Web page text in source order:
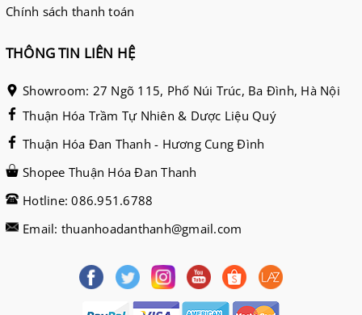
Chính sách thanh toán
THÔNG TIN LIÊN HỆ
Showroom: 27 Ngõ 115, Phố Núi Trúc, Ba Đình, Hà Nội
Thuận Hóa Trầm Tự Nhiên & Dược Liệu Quý
Thuận Hóa Đan Thanh - Hương Cung Đình
Shopee Thuận Hóa Đan Thanh
Hotline: 086.951.6788
Email: thuanhoadanthanh@gmail.com